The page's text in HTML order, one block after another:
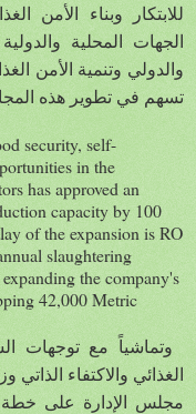
للابتكار وبناء الأمن
الجهات المحلية
والدولي وتنمية الأمن
تسهم في تطوير هذه
security, self-
in the
has approved an
capacity by 100
of the expansion is RO
slaughtering
the company's
42,000 Metric
وتماشياً مع توجهات
الغذائي والاكتفاء
مجلس الإدارة على خطة